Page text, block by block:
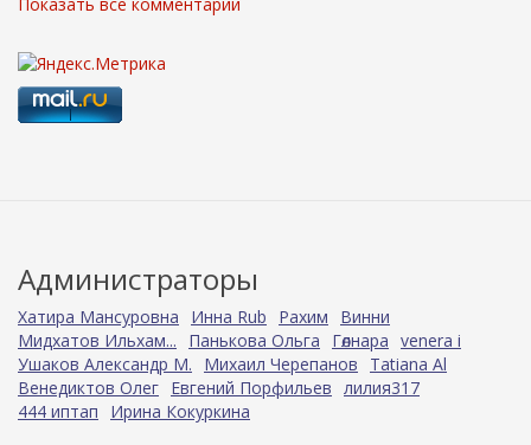
Администраторы
Хатира Мансуровна Инна Rub Рахим
Винни
Мидхатов Ильхам...
Панькова Ольга Гөлнара venera i
Ушаков Александр М.
Михаил Черепанов
Tatiana Al
Венедиктов Олег Евгений Порфильев лилия317
444 иптап
Ирина Кокуркина